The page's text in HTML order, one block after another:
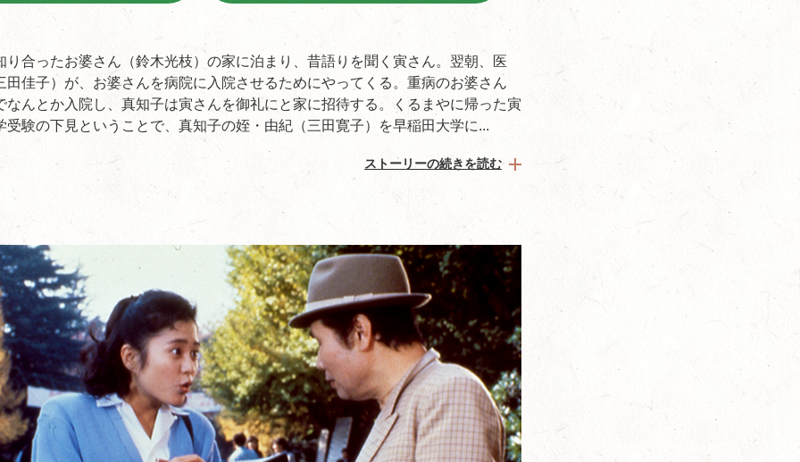
り合ったお婆さん（鈴木光枝）の家に泊まり、昔語りを聞く寅さん。翌朝、医
田佳子）が、お婆さんを病院に入院させるためにやってくる。重病のお婆さん
なんとか入院し、真知子は寅さんを御礼にと家に招待する。くるまやに帰った寅
受験の下見ということで、真知子の姪・由紀（三田寛子）を早稲田大学に...
ストーリーの続きを読む